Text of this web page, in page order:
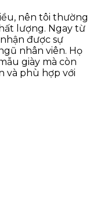
nên tôi thường
lượng. Ngay từ
được sự
nhân viên. Họ
giày mà còn
và phù hợp với